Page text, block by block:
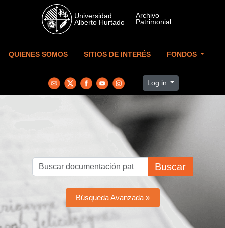
Skip to main content
QUIENES SOMOS SITIOS DE INTERÉS FONDOS
Log in
Buscar
Búsqueda Avanzada »